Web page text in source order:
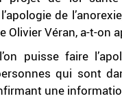
de
Olivier Véran, a-t-on
puisse faire
qui sont
une